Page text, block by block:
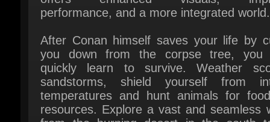
After Conan himself saves your life by
you down from the corpse tree, you
quickly learn to survive. Weather
sandstorms, shield yourself from
temperatures and hunt animals for food
resources. Explore a vast and seamless
from the burning desert in the south
snow-capped mountains of the north.